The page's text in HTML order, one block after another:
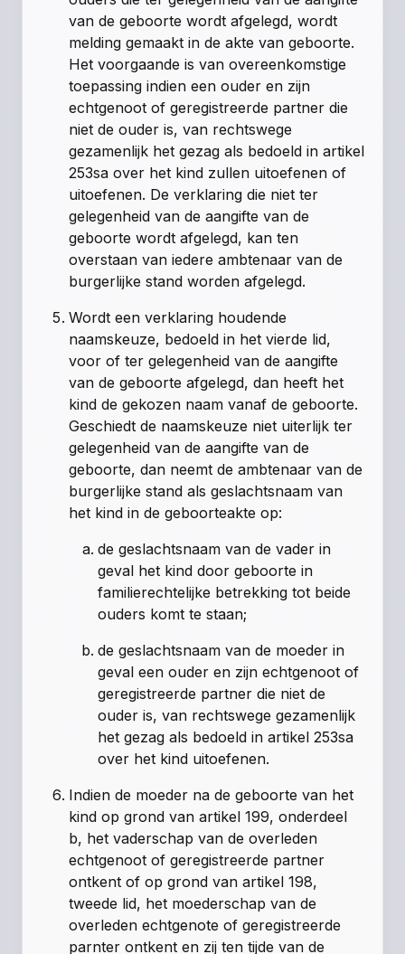
van de geboorte wordt afgelegd, wordt
melding gemaakt in de akte van geboorte.
Het voorgaande is van overeenkomstige
toepassing indien een ouder en zijn
echtgenoot of geregistreerde partner die
niet de ouder is, van rechtswege
gezamenlijk het gezag als bedoeld inartikel
253sa over het kind zullen uitoefenen of
uitoefenen. De verklaring die niet ter
gelegenheid van de aangifte van de
geboorte wordt afgelegd, kan ten
overstaan van iedere ambtenaar van de
burgerlijke stand worden afgelegd.
Wordt een verklaring houdende
naamskeuze, bedoeld in het vierde lid,
voor of ter gelegenheid van de aangifte
van de geboorte afgelegd, dan heeft het
kind de gekozen naam vanaf de geboorte.
Geschiedt de naamskeuze niet uiterlijk ter
gelegenheid van de aangifte van de
geboorte, dan neemt de ambtenaar van de
burgerlijke stand als geslachtsnaam van
het kind in de geboorteakte op:
de geslachtsnaam van de vader in
geval het kind door geboorte in
familierechtelijke betrekking tot beide
ouders komt te staan;
de geslachtsnaam van de moeder in
geval een ouder en zijn echtgenoot of
geregistreerde partner die niet de
ouder is, van rechtswege gezamenlijk
het gezag als bedoeld inartikel 253sa
over het kind uitoefenen.
Indien de moeder na de geboorte van het
kind op grond vanartikel 199, onderdeel
b, het vaderschap van de overleden
echtgenoot of geregistreerde partner
ontkent of op grond vanartikel 198,
tweede lid, het moederschap van de
overleden echtgenote of geregistreerde
parnter ontkent en zij ten tijde van de